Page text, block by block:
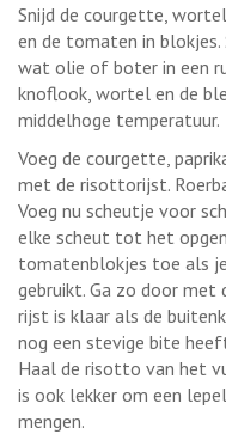
Snijd de courgette,
en de tomaten in blokjes.
wat olie of boter in een
knoflook, wortel en de
middelhoge temperatuur.
Voeg de courgette,
met de risottorijst.
Voeg nu scheutje voor
elke scheut tot het
tomatenblokjes toe als
gebruikt. Ga zo door
rijst is klaar als de
nog een stevige bite
Haal de risotto van het
is ook lekker om een
mengen.